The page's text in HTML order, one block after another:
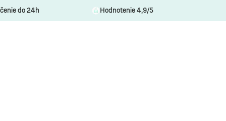
do 24h Hodnotenie 4,9/5